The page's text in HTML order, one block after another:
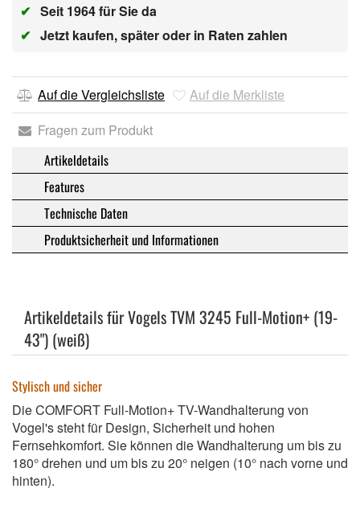
✔ Seit 1964 für Sie da
✔ Jetzt kaufen, später oder in Raten zahlen
Auf die Vergleichsliste
Auf die Merkliste
Fragen zum Produkt
Artikeldetails
Features
Technische Daten
Produktsicherheit und Informationen
Artikeldetails für Vogels TVM 3245 Full-Motion+ (19-
43") (weiß)
Stylisch und sicher
Die COMFORT Full-Motion+ TV-Wandhalterung von
Vogel's steht für Design, Sicherheit und hohen
Fernsehkomfort. Sie können die Wandhalterung um bis zu
180° drehen und um bis zu 20° neigen (10° nach vorne und
hinten).